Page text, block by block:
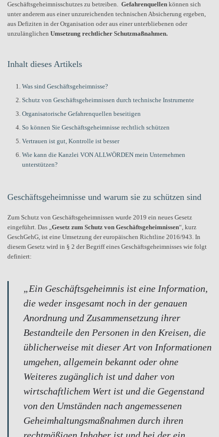
Geschäftsgeheimnisschutzes zu betreiben. Gefahrenquellen können sich
unter anderem aus einer unzureichenden technischen Absicherung ergeben,
aus Defiziten in der Organisation oder aus einer unterbliebenen oder
unzulänglichen Umsetzung rechtlicher Schutzmaßnahmen.
Inhalt dieses Artikels
Was sind Geschäftsgeheimnisse?
Schutz von Geschäftsgeheimnissen durch technische Instrumente
Organisatorische Gefahrenquellen beseitigen
So können Sie Geschäftsgeheimnisse rechtlich schützen
Vertrauen ist gut, Kontrolle ist besser
Wie kann die Kanzlei VON ALLWÖRDEN mein Unternehmen
unterstützen?
Geschäftsgeheimnisse und warum sie zu schützen sind
Zum Schutz von Geschäftsgeheimnissen wurde 2019 ein neues Gesetz
eingeführt. Das „Gesetz zum Schutz von Geschäftsgeheimnissen“, kurz
GeschGehG, ist eine Umsetzung der europäischen Richtline 2016/943. In
diesem Gesetz wird in § 2 der Begriff eines Geschäftsgeheimnisses wie folgt
definiert:
„Ein Geschäftsgeheimnis ist eine Information,
die weder insgesamt noch in der genauen
Anordnung und Zusammensetzung ihrer
Bestandteile den Personen in den Kreisen, die
üblicherweise mit dieser Art von Informationen
umgehen, allgemein bekannt oder ohne
Weiteres zugänglich ist und daher von
wirtschaftlichem Wert ist und die Gegenstand
von den Umständen nach angemessenen
Geheimhaltungsmaßnahmen durch ihren